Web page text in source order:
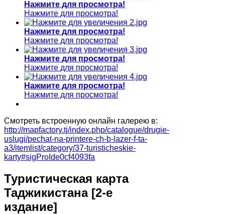
Нажмите для просмотра!
Нажмите для просмотра!
Нажмите для просмотра!
Нажмите для просмотра!
Нажмите для просмотра!
Нажмите для просмотра!
Нажмите для просмотра!
Нажмите для просмотра!
Смотреть встроенную онлайн галерею в:
http://mapfactory.tj/index.php/catalogue/drugie-
uslugi/pechat-na-printere-ch-b-lazer-f-ta-
a3/itemlist/category/37-turisticheskie-
karty#sigProIde0cf4093fa
Туристическая карта
Таджикистана [2-е
издание]